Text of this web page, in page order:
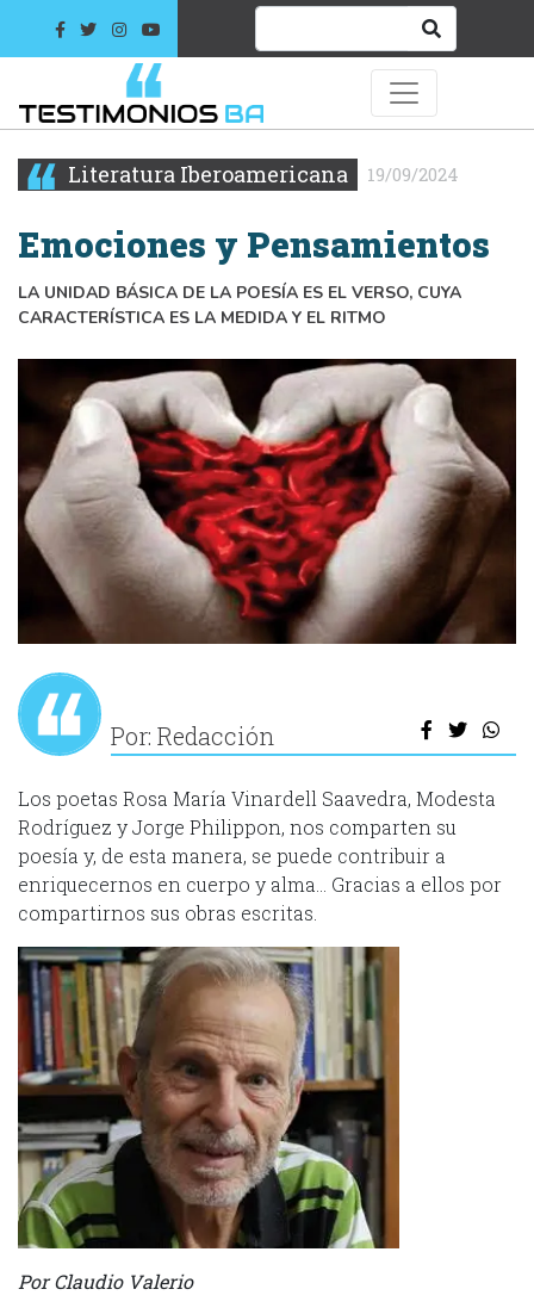
Literatura Iberoamericana 19/09/2024
Emociones y Pensamientos
LA UNIDAD BÁSICA DE LA POESÍA ES EL VERSO, CUYA
CARACTERÍSTICA ES LA MEDIDA Y EL RITMO
Por: Redacción
Los poetas Rosa María Vinardell Saavedra, Modesta
Rodríguez y Jorge Philippon, nos comparten su
poesía y, de esta manera, se puede contribuir a
enriquecernos en cuerpo y alma… Gracias a ellos por
compartirnos sus obras escritas.
Por Claudio Valerio